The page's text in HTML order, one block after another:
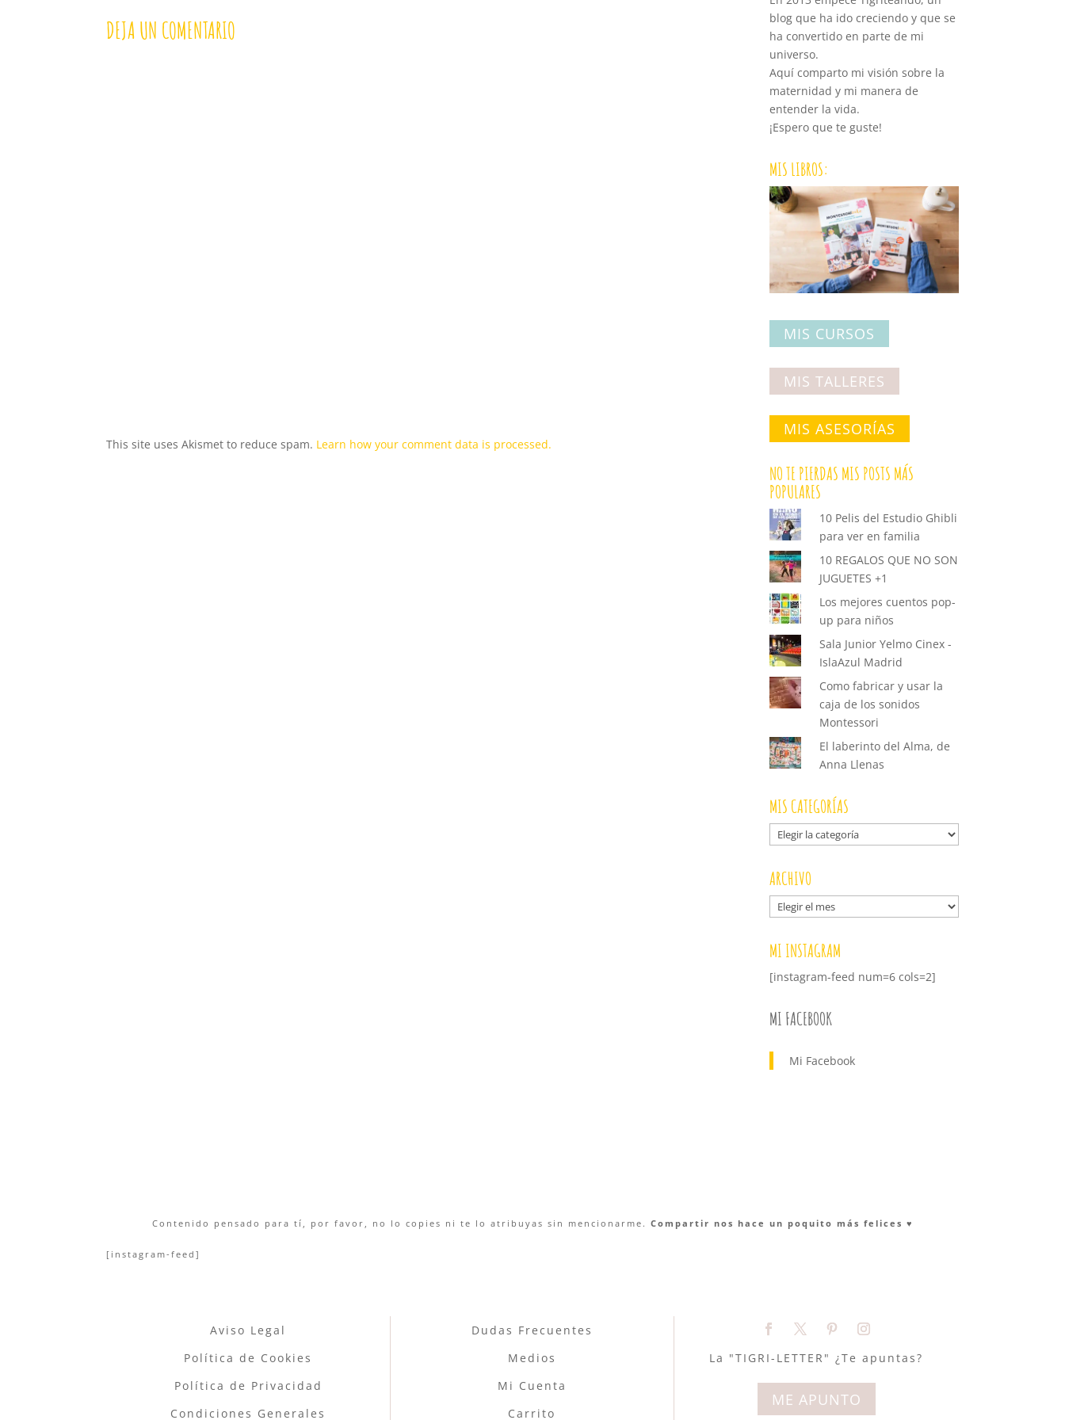
DEJA UN COMENTARIO
This site uses Akismet to reduce spam. Learn how your comment data is processed.
blog que ha ido creciendo y que se
ha convertido en parte de mi
universo.
Aquí comparto mi visión sobre la
maternidad y mi manera de
entender la vida.
¡Espero que te guste!
MIS LIBROS:
MIS CURSOS
MIS TALLERES
MIS ASESORÍAS
NO TE PIERDAS MIS POSTS MÁS
POPULARES
10 Pelis del Estudio Ghibli
para ver en familia
10 REGALOS QUE NO SON
JUGUETES +1
Los mejores cuentos pop-
up para niños
Sala Junior Yelmo Cinex -
IslaAzul Madrid
Como fabricar y usar la
caja de los sonidos
Montessori
El laberinto del Alma, de
Anna Llenas
MIS CATEGORÍAS
Mis
categorías
ARCHIVO
Archivo
MI INSTAGRAM
[instagram-feed num=6 cols=2]
MI FACEBOOK
Mi Facebook
Contenido pensado para tí, por favor, no lo copies ni te lo atribuyas sin mencionarme. Compartir nos hace un poquito más felices ♥︎
[instagram-feed]
Aviso Legal
Política de Cookies
Política de Privacidad
Condiciones Generales
Dudas Frecuentes
Medios
Mi Cuenta
Carrito
La "TIGRI-LETTER" ¿Te apuntas?
ME APUNTO